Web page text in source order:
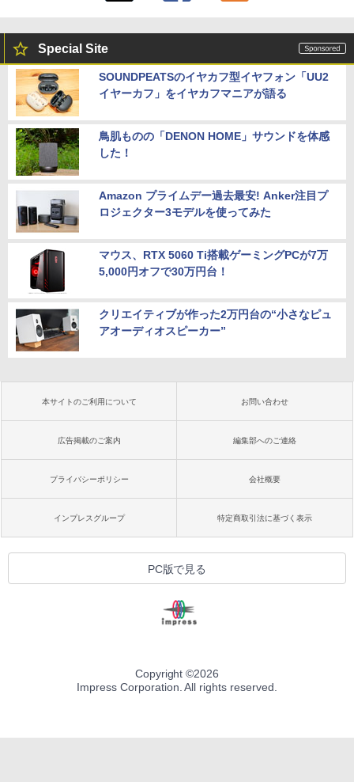
Special Site
SOUNDPEATSのイヤカフ型イヤフォン「UU2
イヤーカフ」をイヤカフマニアが語る
鳥肌ものの「DENON HOME」サウンドを体感
した！
Amazon プライムデー過去最安! Anker注目プ
ロジェクター3モデルを使ってみた
マウス、RTX 5060 Ti搭載ゲーミングPCが7万
5,000円オフで30万円台！
クリエイティブが作った2万円台の“小さなピュ
アオーディオスピーカー”
本サイトのご利用について お問い合わせ
広告掲載のご案内 編集部へのご連絡
プライバシーポリシー 会社概要
インプレスグループ 特定商取引法に基づく表示
PC版で見る
Copyright ©2026
Impress Corporation. All rights reserved.